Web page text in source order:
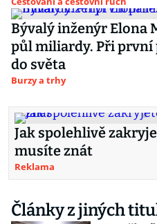
Bývalý inženýr Elona
půl miliardy. Při
do světa
Burzy a trhy
Jak spolehlivě
musíte znát
Reklama
Články z jiných